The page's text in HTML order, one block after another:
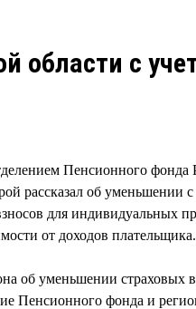
области с
Пенсионного
рассказал об уменьшении с
для индивидуальных
от доходов
об уменьшении страховых
Пенсионного фонда и